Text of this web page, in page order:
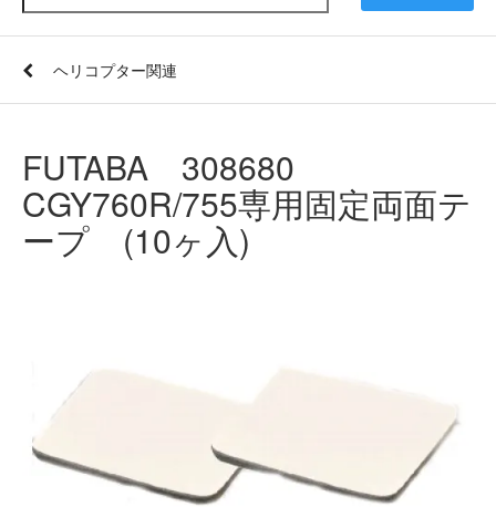
ヘリコプター関連
FUTABA 308680
CGY760R/755専用固定両面テ
ープ (10ヶ入)